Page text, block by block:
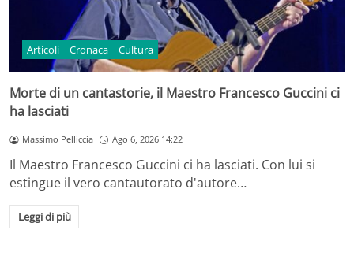
Articoli Cronaca Cultura
Morte di un cantastorie, il Maestro Francesco Guccini ci
ha lasciati
Massimo Pelliccia Ago 6, 2026 14:22
Il Maestro Francesco Guccini ci ha lasciati. Con lui si
estingue il vero cantautorato d'autore…
Leggi di più